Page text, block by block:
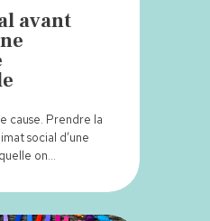
avant
cause. Prendre la
social d’une
on…